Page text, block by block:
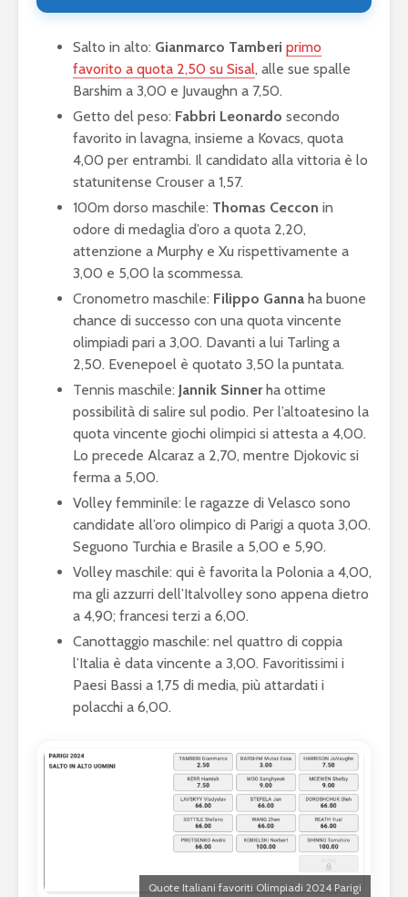
Salto in alto: Gianmarco Tamberi primo
favorito a quota 2,50 su Sisal, alle sue spalle
Barshim a 3,00 e Juvaughn a 7,50.
Getto del peso: Fabbri Leonardo secondo
favorito in lavagna, insieme a Kovacs, quota
4,00 per entrambi. Il candidato alla vittoria è lo
statunitense Crouser a 1,57.
100m dorso maschile: Thomas Ceccon in
odore di medaglia d’oro a quota 2,20,
attenzione a Murphy e Xu rispettivamente a
3,00 e 5,00 la scommessa.
Cronometro maschile: Filippo Ganna ha buone
chance di successo con una quota vincente
olimpiadi pari a 3,00. Davanti a lui Tarling a
2,50. Evenepoel è quotato 3,50 la puntata.
Tennis maschile: Jannik Sinnerha ottime
possibilità di salire sul podio. Per l’altoatesino la
quota vincente giochi olimpici si attesta a 4,00.
Lo precede Alcaraz a 2,70, mentre Djokovic si
ferma a 5,00.
Volley femminile: le ragazze di Velasco sono
candidate all’oro olimpico di Parigi a quota 3,00.
Seguono Turchia e Brasile a 5,00 e 5,90.
Volley maschile: qui è favorita la Polonia a 4,00,
ma gli azzurri dell’Italvolley sono appena dietro
a 4,90; francesi terzi a 6,00.
Canottaggio maschile: nel quattro di coppia
l’Italia è data vincente a 3,00. Favoritissimi i
Paesi Bassi a 1,75 di media, più attardati i
polacchi a 6,00.
Quote Italiani favoriti Olimpiadi 2024 Parigi